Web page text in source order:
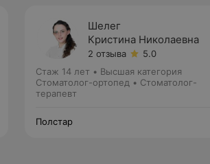
Шелег
Кристина Николаевна
2 отзыва
5.0
Стаж 14 лет • Высшая категория
Стоматолог-ортопед • Стоматолог-
терапевт
Полстар